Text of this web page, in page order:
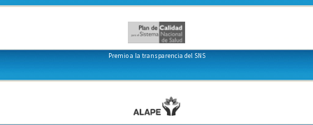
Premio a la transparencia del SNS